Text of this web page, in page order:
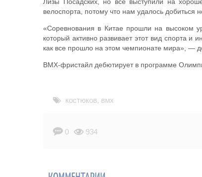
велоспорта, потому что нам удалось добиться
«Соревнования в Китае прошли на высоком
который активно развивает этот вид спорта
как все прошло на этом чемпионате мира», —
ВМХ-фристайл дебютирует в программе
костюков, вмх
0 934